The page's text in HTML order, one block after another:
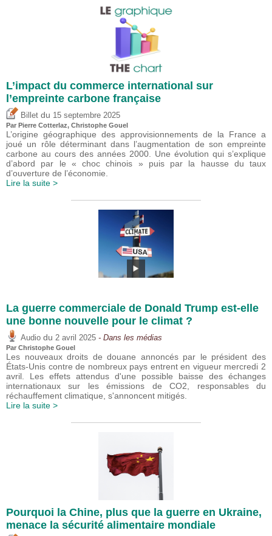
L’impact du commerce international sur
l’empreinte carbone française
Billet du 15 septembre 2025
Par Pierre Cotterlaz, Christophe Gouel
L’origine géographique des approvisionnements de la France a
joué un rôle déterminant dans l’augmentation de son empreinte
carbone au cours des années 2000. Une évolution qui s’explique
d’abord par le « choc chinois » puis par la hausse du taux
d’ouverture de l’économie.
Lire la suite >
La guerre commerciale de Donald Trump est-elle
une bonne nouvelle pour le climat ?
Audio du 2 avril 2025 - Dans les médias
Par Christophe Gouel
Les nouveaux droits de douane annoncés par le président des
États-Unis contre de nombreux pays entrent en vigueur mercredi 2
avril. Les effets attendus d'une possible baisse des échanges
internationaux sur les émissions de CO2, responsables du
réchauffement climatique, s'annoncent mitigés.
Lire la suite >
Pourquoi la Chine, plus que la guerre en Ukraine,
menace la sécurité alimentaire mondiale